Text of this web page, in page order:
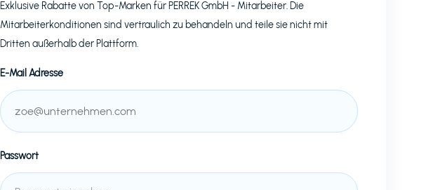
Exklusive Rabatte von Top-Marken für PERREK GmbH - Mitarbeiter. Die
Mitarbeiterkonditionen sind vertraulich zu behandeln und teile sie nicht mit
Dritten außerhalb der Plattform.
E-Mail Adresse
Passwort